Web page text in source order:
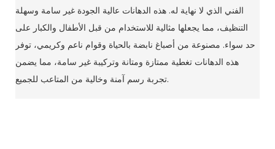
الفني الذي لا نهاية له. هذه الدهانات عالية الجودة غير سامة وسهلة
التنظيف، مما يجعلها مثالية للاستخدام من قبل الأطفال والكبار على
حد سواء. مصنوعة من أصباغ نابضة بالحياة وقوام ناعم وكريمي، توفر
هذه الدهانات تغطية ممتازة ومتانة وتركيبة غير سامة، مما يضمن
تجربة رسم آمنة وخالية من المتاعب للجميع.